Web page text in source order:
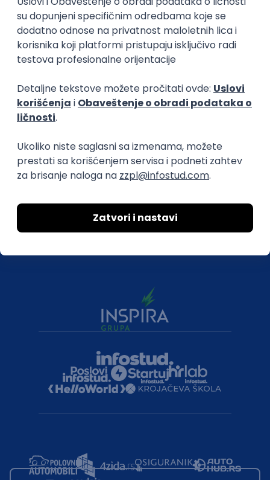
Okupljamo IT zajednicu, podižemo
transparentnost domaćeg IT tržišta rada i
efikasno spajamo kandidate i poslodavce.
O nama
Politika privatnosti
Uklonjeni profili poslodavaca
Za medije
Kontakt
Druželjubivi smo!